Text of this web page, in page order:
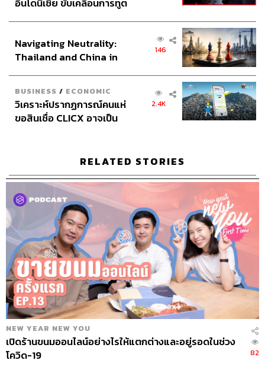
ความสัมพันธ์คือการจับกลุ่มนินทากัน เมื่อเรา
เอาตัวเองเข้าไปสู่เหตุการณ์ด้านลบแบบนี้ เรา
จะถอนตัวได้ยาก และให้จำไว้เลยว่าไม่มีมิตรแท้
ในหมู่โจร ฉะนั้นถ้าเราเอาตัวเองเข้าไปอยู่ใน
กลุ่มนินทาและคิดว่านี่คือเครื่องมือการสร้าง
มิตร ให้รู้เลยว่านี่คือการเริ่มต้นที่ผิด”
และสำหรับเพื่อนร่วมงานที่อยู่ในทีมเดียวกัน ในปีที่ผ่านมา
อาจจะกระทบกระทั่ง ไม่ลงรอยกันบ้าง หรือบางครั้งก็อาจ
พูดจากันโดยไม่ระวัง เพื่อให้ปีนี้ทำงานด้วยกันอย่างราบรื่น
มากขึ้น เจ้าหญิงแห่งวงการ HR มีเทคนิคมาให้ลองทำกัน
ดังนี้
ต้องเริ่มต้นด้วยทัศนคติที่ว่า อย่าทำงานพร้อมกับมีศัตรูใน
ออฟฟิศ
บางคนคิดแค่ว่าทำงานของตัวเองให้ดีก็พอ เรื่องความ
สัมพันธ์กับคนอื่นก็ไม่เป็นไร หลายครั้งคนที่คิดแบบนี้ต้องแพ้
ให้กับคน ที่ทำงาน ไม่ได้ดีมาก แต่สามารถรับมือกับความขัด
แย้งได้ดีกว่า ฉะนั้นสิ่งที่เราต้องจำเลยคือ อย่าสร้างศัตรูใน
ออฟฟิศเพื่อเพิ่มความยากในการทำงานให้กับตัวเอง
อินโดนีเซีย ขับเคลื่อนการทูต
อินโดนีเซีย
Navigating Neutrality:
Thailand and China in
146
BUSINESS / ECONOMIC
วิเคราะห์ปรากฏการณ์คนแห่
ขอสินเชื่อ CLICX อาจเป็น
2.4K
RELATED STORIES
NEW YEAR NEW YOU
เปิดร้านขนมออนไลน์อย่างไรให้แตกต่างและอยู่รอดในช่วง
โควิด-19
82